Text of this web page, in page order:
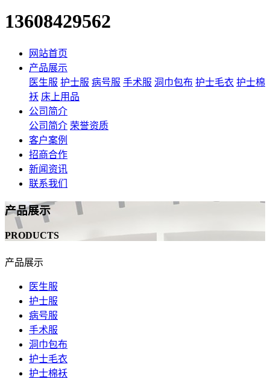
13608429562
网站首页
产品展示
医生服 护士服 病号服 手术服 洞巾包布 护士毛衣 护士棉
袄 床上用品
公司简介
公司简介 荣誉资质
客户案例
招商合作
新闻资讯
联系我们
产品展示
PRODUCTS
产品展示
医生服
护士服
病号服
手术服
洞巾包布
护士毛衣
护士棉袄